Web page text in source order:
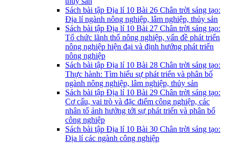
Sách bài tập Địa lí 10 Bài 26 Chân trời sáng tạo:
Địa lí ngành nông nghiệp, lâm nghiệp, thủy sản
Sách bài tập Địa lí 10 Bài 27 Chân trời sáng tạo:
Tổ chức lãnh thổ nông nghiệp, vấn đề phát triển
nông nghiệp hiện đại và định hướng phát triển
nông nghiệp
Sách bài tập Địa lí 10 Bài 28 Chân trời sáng tạo:
Thực hành: Tìm hiểu sự phát triển và phân bố
ngành nông nghiệp, lâm nghiệp, thủy sản
Sách bài tập Địa lí 10 Bài 29 Chân trời sáng tạo:
Cơ cấu, vai trò và đặc điểm công nghiệp, các
nhân tố ảnh hưởng tới sự phát triển và phân bố
công nghiệp
Sách bài tập Địa lí 10 Bài 30 Chân trời sáng tạo:
Địa lí các ngành công nghiệp